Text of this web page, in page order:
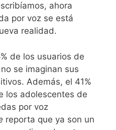
ahora
por voz se está
realidad.
de los usuarios de
no se imaginan sus
Además, el 41%
los adolescentes de
por voz
reporta que ya son un